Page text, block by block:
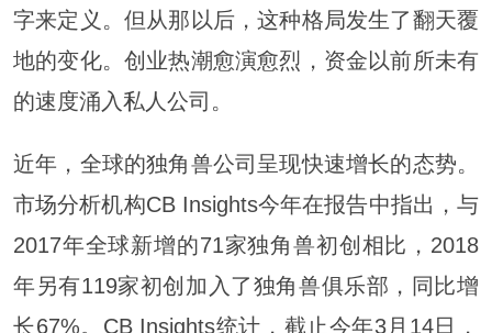
字来定义。但从那以后，这种格局发生了翻天覆
地的变化。创业热潮愈演愈烈，资金以前所未有
的速度涌入私人公司。
近年，全球的独角兽公司呈现快速增长的态势。
市场分析机构CB Insights今年在报告中指出，与
2017年全球新增的71家独角兽初创相比，2018
年另有119家初创加入了独角兽俱乐部，同比增
长67%。CB Insights统计，截止今年3月14日，